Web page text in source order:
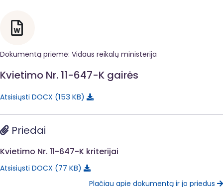
Dokumentą priėmė: Vidaus reikalų ministerija
Kvietimo Nr. 11-647-K gairės
Atsisiųsti DOCX 153 KB
Priedai
Kvietimo Nr. 11-647-K kriterijai
Atsisiųsti DOCX 77 KB
Plačiau apie dokumentą ir jo priedus